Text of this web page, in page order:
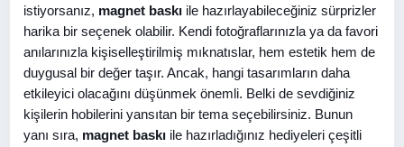
istiyorsanız, magnet baskı ile hazırlayabileceğiniz sürprizler
harika bir seçenek olabilir. Kendi fotoğraflarınızla ya da favori
anılarınızla kişiselleştirilmiş mıknatıslar, hem estetik hem de
duygusal bir değer taşır. Ancak, hangi tasarımların daha
etkileyici olacağını düşünmek önemli. Belki de sevdiğiniz
kişilerin hobilerini yansıtan bir tema seçebilirsiniz. Bunun
yanı sıra, magnet baskı ile hazırladığınız hediyeleri çeşitli